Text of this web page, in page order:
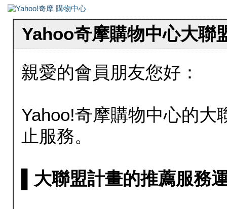
Yahoo奇摩購物中心大聯
親愛的會員朋友您好：
Yahoo!奇摩購物中心的大
止服務。
▌大聯盟計畫的推薦服務